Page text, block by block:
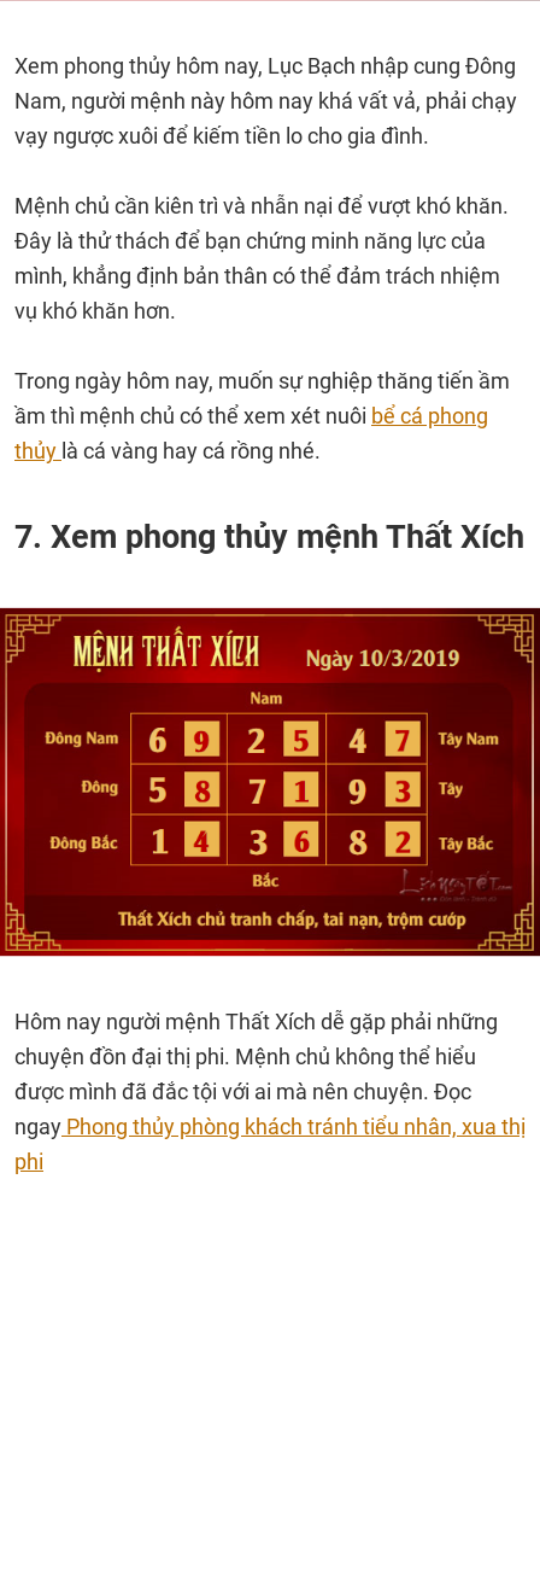
Xem phong thủy hôm nay, Lục Bạch nhập cung Đông
Nam, người mệnh này hôm nay khá vất vả, phải chạy
vạy ngược xuôi để kiếm tiền lo cho gia đình.
Mệnh chủ cần kiên trì và nhẫn nại để vượt khó khăn.
Đây là thử thách để bạn chứng minh năng lực của
mình, khẳng định bản thân có thể đảm trách nhiệm
vụ khó khăn hơn.
Trong ngày hôm nay, muốn sự nghiệp thăng tiến ầm
ầm thì mệnh chủ có thể xem xét nuôi bể cá phong
thủy là cá vàng hay cá rồng nhé.
7. Xem phong thủy mệnh Thất Xích
Hôm nay người mệnh Thất Xích dễ gặp phải những
chuyện đồn đại thị phi. Mệnh chủ không thể hiểu
được mình đã đắc tội với ai mà nên chuyện. Đọc
ngay Phong thủy phòng khách tránh tiểu nhân, xua thị
phi